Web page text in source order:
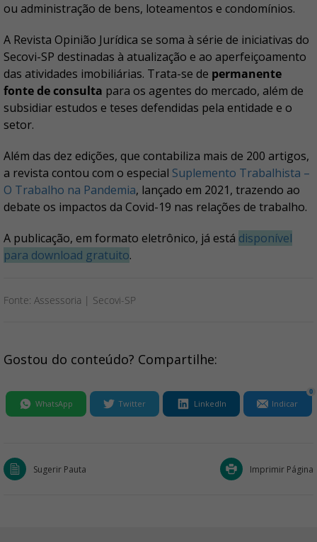
ou administração de bens, loteamentos e condomínios.
A Revista Opinião Jurídica se soma à série de iniciativas do
Secovi-SP destinadas à atualização e ao aperfeiçoamento
das atividades imobiliárias. Trata-se de permanente
fonte de consulta para os agentes do mercado, além de
subsidiar estudos e teses defendidas pela entidade e o
setor.
Além das dez edições, que contabiliza mais de 200 artigos,
a revista contou com o especial Suplemento Trabalhista –
O Trabalho na Pandemia, lançado em 2021, trazendo ao
debate os impactos da Covid-19 nas relações de trabalho.
A publicação, em formato eletrônico, já está disponível
para download gratuito.
Fonte: Assessoria | Secovi-SP
Gostou do conteúdo? Compartilhe:
WhatsApp Twitter LinkedIn Indicar
0
Sugerir Pauta Imprimir Página